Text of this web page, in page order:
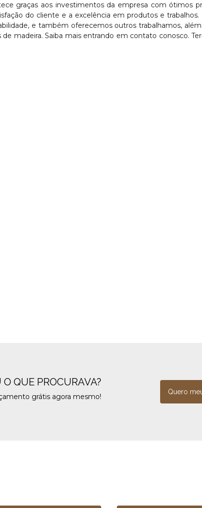
graças aos investimentos da empresa com ótimos
do cliente e a excelência em produtos e trabalhos.
e também oferecemos outros trabalhamos,
madeira. Saiba mais entrando em contato conosco.
QUE PROCURAVA?
grátis agora mesmo!
Quero